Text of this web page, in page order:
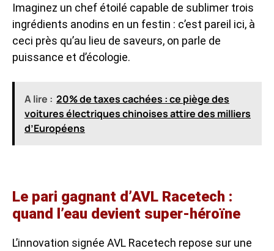
Imaginez un chef étoilé capable de sublimer trois
ingrédients anodins en un festin : c’est pareil ici, à
ceci près qu’au lieu de saveurs, on parle de
puissance et d’écologie.
A lire : 20% de taxes cachées : ce piège des
voitures électriques chinoises attire des milliers
d’Européens
Le pari gagnant d’AVL Racetech :
quand l’eau devient super-héroïne
L’innovation signée AVL Racetech repose sur une